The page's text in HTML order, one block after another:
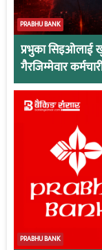
PRABHU BANK
प्रभुका सिइओलाई
गैरजिम्मेवार
PRABHU BANK